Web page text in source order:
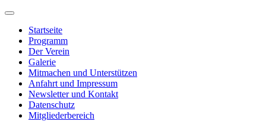
Startseite
Programm
Der Verein
Galerie
Mitmachen und Unterstützen
Anfahrt und Impressum
Newsletter und Kontakt
Datenschutz
Mitgliederbereich